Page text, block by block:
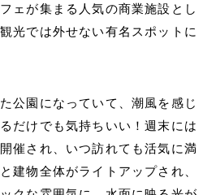
ェが集まる人気の商業施設とし
光では外せない有名スポットに
公園になっていて、潮風を感じ
だけでも気持ちいい！週末には
催され、いつ訪れても活気に満
建物全体がライトアップされ、